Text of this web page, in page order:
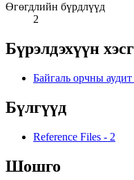
Өгөгдлийн бүрдлүүд
2
Бүрэлдэхүүн
Байгаль орчны аудит
Бүлгүүд
Reference Files - 2
Шошго